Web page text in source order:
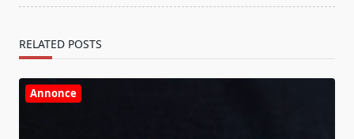
RELATED POSTS
Annonce